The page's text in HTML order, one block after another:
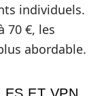
individuels.
70 €, les
abordable.
ET VPN